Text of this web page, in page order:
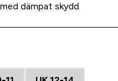
dämpat skydd